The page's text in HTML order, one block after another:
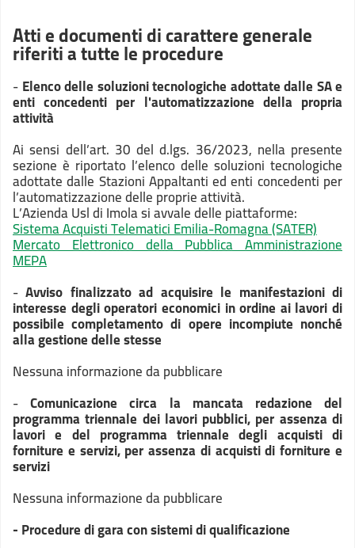
Atti e documenti di carattere generale
riferiti a tutte le procedure
-Elenco delle soluzioni tecnologiche adottate dalle SA e
enti concedenti per l'automatizzazione della propria
attività
Ai sensi dell’art. 30 del d.lgs. 36/2023, nella presente
sezione è riportato l’elenco delle soluzioni tecnologiche
adottate dalle Stazioni Appaltanti ed enti concedenti per
l’automatizzazione delle proprie attività.
L’Azienda Usl di Imola si avvale delle piattaforme:
Sistema Acquisti Telematici Emilia-Romagna (SATER)
Mercato Elettronico della Pubblica Amministrazione
MEPA
-Avviso finalizzato ad acquisire le manifestazioni di
interesse degli operatori economici in ordine ai lavori di
possibile completamento di opere incompiute nonché
alla gestione delle stesse
Nessuna informazione da pubblicare
-Comunicazione circa la mancata redazione del
programma triennale dei lavori pubblici, per assenza di
lavori e del programma triennale degli acquisti di
forniture e servizi, per assenza di acquisti di forniture e
servizi
Nessuna informazione da pubblicare
- Procedure di gara con sistemi di qualificazione